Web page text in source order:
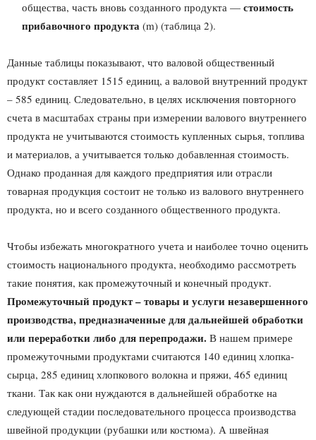
общества, часть вновь созданного продукта — стоимость
прибавочного продукта (m) (таблица 2).
Данные таблицы показывают, что валовой общественный
продукт составляет 1515 единиц, а валовой внутренний продукт
– 585 единиц. Следовательно, в целях исключения повторного
счета в масштабах страны при измерении валового внутреннего
продукта не учитываются стоимость купленных сырья, топлива
и материалов, а учитывается только добавленная стоимость.
Однако проданная для каждого предприятия или отрасли
товарная продукция состоит не только из валового внутреннего
продукта, но и всего созданного общественного продукта.
Чтобы избежать многократного учета и наиболее точно оценить
стоимость национального продукта, необходимо рассмотреть
такие понятия, как промежуточный и конечный продукт.
Промежуточный продукт – товары и услуги незавершенного
производства, предназначенные для дальнейшей обработки
или переработки либо для перепродажи. В нашем примере
промежуточными продуктами считаются 140 единиц хлопка-
сырца, 285 единиц хлопкового волокна и пряжи, 465 единиц
ткани. Так как они нуждаются в дальнейшей обработке на
следующей стадии последовательного процесса производства
швейной продукции (рубашки или костюма). А швейная